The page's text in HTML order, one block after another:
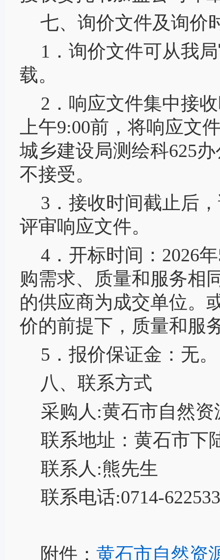
七、询价文件及询价
1．询价文件可从我局
载。
2．响应文件集中接
上午9:00前，将响应文
城乡建设局测绘科625
不接受。
3．接收时间截止后
评审响应文件。
4．开标时间：2026年
购需求、质量和服务相
的供应商为成交单位。
价的前提下，质量和服
5．报价保证金：无。
八、联系方式
采购人 :黄石市自然
联系地址：黄石市下
联系人 :熊先生
联系电话:0714-
附件： 黄石市自然资